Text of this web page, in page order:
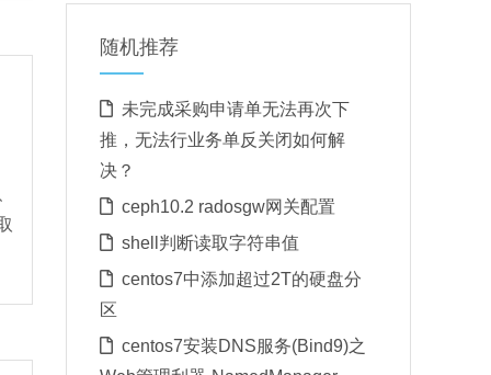
随机推荐
未完成采购申请单无法再次下
推，无法行业务单反关闭如何解
决？
ceph10.2 radosgw网关配置
shell判断读取字符串值
centos7中添加超过2T的硬盘分
区
centos7安装DNS服务(Bind9)之